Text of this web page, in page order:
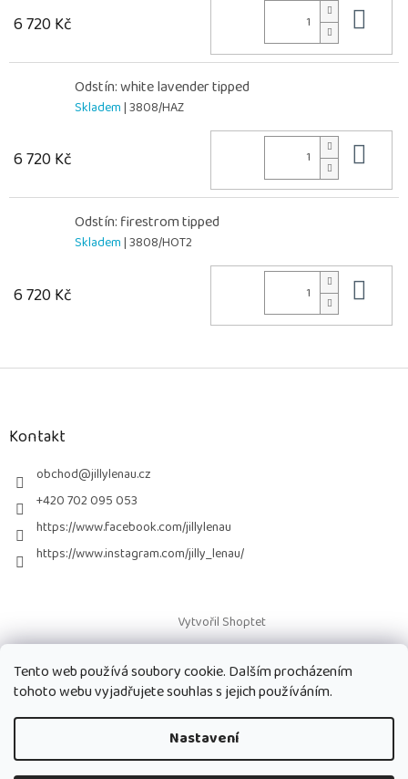
Tento web používá soubory cookie. Dalším procházením
tohoto webu vyjadřujete souhlas s jejich používáním.
Nastavení
6 720 Kč
Odstín: white lavender tipped
Skladem| 3808/HAZ
6 720 Kč
Odstín: firestrom tipped
Skladem| 3808/HOT2
6 720 Kč
Z
Kontakt
obchod@jillylenau.cz
+420 702 095 053
https://www.facebook.com/jillylenau
https://www.instagram.com/jilly_lenau/
Vytvořil Shoptet
Copyright 2026Paruky Jilly Lenau s.r.o.. Všechna práva vyhrazena.